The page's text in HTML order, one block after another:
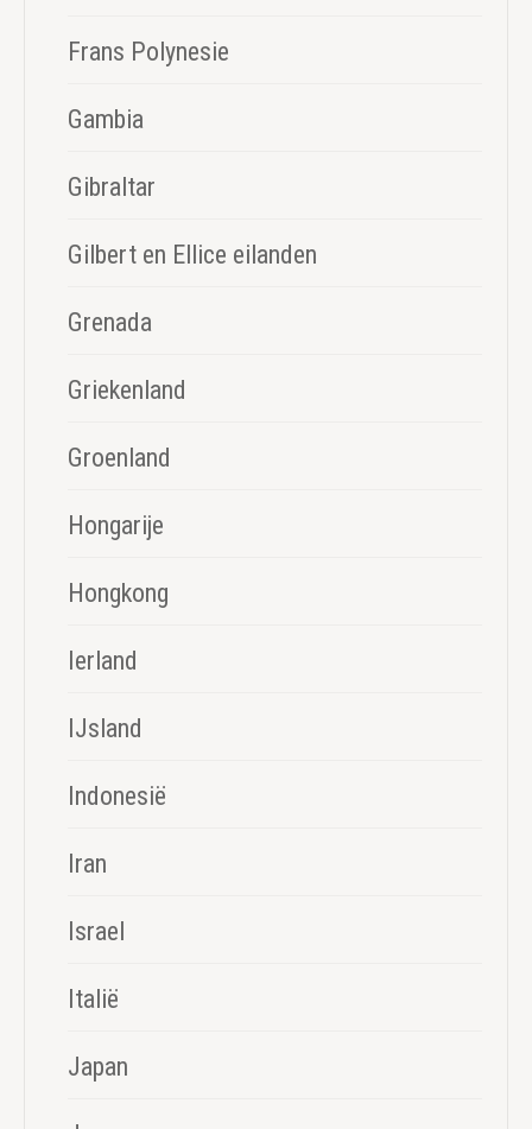
Frans Polynesie
Gambia
Gibraltar
Gilbert en Ellice eilanden
Grenada
Griekenland
Groenland
Hongarije
Hongkong
Ierland
IJsland
Indonesië
Iran
Israel
Italië
Japan